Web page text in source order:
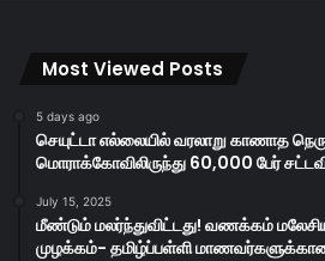
Most Viewed Posts
5 days ago
செயுட்டா எல்லையில் வரலாறு காணாத
மொராக்கோவிலிருந்து 60,000 பேர்
July 15, 2025
மீண்டும் மலர்ந்துவிட்டது! வணக்கம்
முழக்கம்- தமிழ்ப்பள்ளி மாணவர்களுக்கான